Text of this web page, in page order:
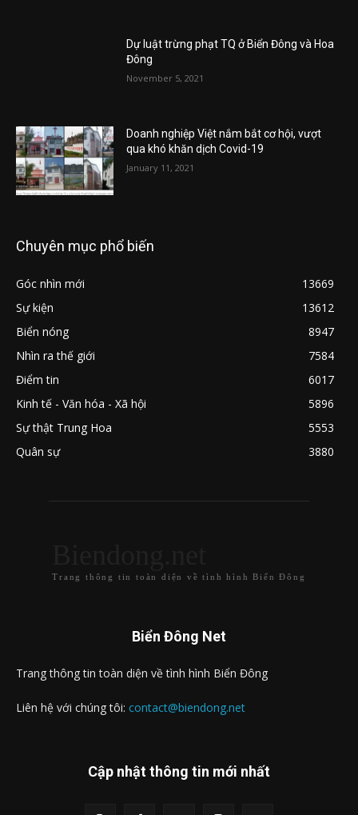
Dự luật trừng phạt TQ ở Biển Đông và Hoa
Đông
November 5, 2021
Doanh nghiệp Việt nắm bắt cơ hội, vượt
qua khó khăn dịch Covid-19
January 11, 2021
Chuyên mục phổ biến
Góc nhìn mới
13669
Sự kiện
13612
Biển nóng
8947
Nhìn ra thế giới
7584
Điểm tin
6017
Kinh tế - Văn hóa - Xã hội
5896
Sự thật Trung Hoa
5553
Quân sự
3880
Trang thông tin toàn diện về tình hình Biển Đông
Biển Đông Net
Trang thông tin toàn diện về tình hình Biển Đông
Liên hệ với chúng tôi: contact@biendong.net
Cập nhật thông tin mới nhất